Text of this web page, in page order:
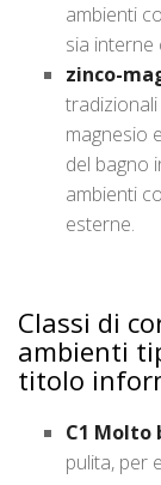
ambienti
sia interne
zinco-
tradizionali
magnesio
del bagno
ambienti
esterne.
Classi di
ambienti
titolo
C1 Molto
pulita, per